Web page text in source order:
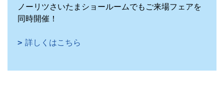
ノーリツさいたまショールームでもご来場フェアを
同時開催！
詳しくはこちら